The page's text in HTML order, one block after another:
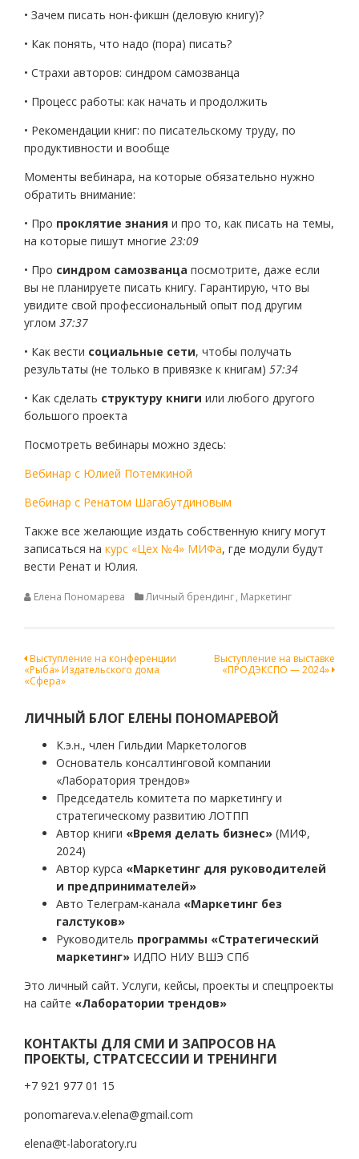
• Зачем писать нон-фикшн (деловую книгу)?
• Как понять, что надо (пора) писать?
• Страхи авторов: синдром самозванца
• Процесс работы: как начать и продолжить
• Рекомендации книг: по писательскому труду, по
продуктивности и вообще
Моменты вебинара, на которые обязательно нужно
обратить внимание:
• Про проклятие знания и про то, как писать на темы,
на которые пишут многие 23:09
• Про синдром самозванца посмотрите, даже если
вы не планируете писать книгу. Гарантирую, что вы
увидите свой профессиональный опыт под другим
углом 37:37
• Как вести социальные сети, чтобы получать
результаты (не только в привязке к книгам) 57:34
• Как сделать структуру книги или любого другого
большого проекта
Посмотреть вебинары можно здесь:
Вебинар с Юлией Потемкиной
Вебинар с Ренатом Шагабутдиновым
Также все желающие издать собственную книгу могут
записаться на курс «Цех №4» МИФа, где модули будут
вести Ренат и Юлия.
Елена Пономарева Личный брендинг, Маркетинг
Навигация
по
записям
Выступление на конференции
«Рыба» Издательского дома
«Сфера»
Выступление на выставке
«ПРОДЭКСПО — 2024»
ЛИЧНЫЙ БЛОГ ЕЛЕНЫ ПОНОМАРЕВОЙ
К.э.н., член Гильдии Маркетологов
Основатель консалтинговой компании
«Лаборатория трендов»
Председатель комитета по маркетингу и
стратегическому развитию ЛОТПП
Автор книги «Время делать бизнес» (МИФ,
2024)
Автор курса «Маркетинг для руководителей
и предпринимателей»
Авто Телеграм-канала «Маркетинг без
галстуков»
Руководитель программы «Стратегический
маркетинг» ИДПО НИУ ВШЭ СПб
Это личный сайт. Услуги, кейсы, проекты и спецпроекты
на сайте «Лаборатории трендов»
КОНТАКТЫ ДЛЯ СМИ И ЗАПРОСОВ НА
ПРОЕКТЫ, СТРАТСЕССИИ И ТРЕНИНГИ
+7 921 977 01 15
ponomareva.v.elena@gmail.com
elena@t-laboratory.ru